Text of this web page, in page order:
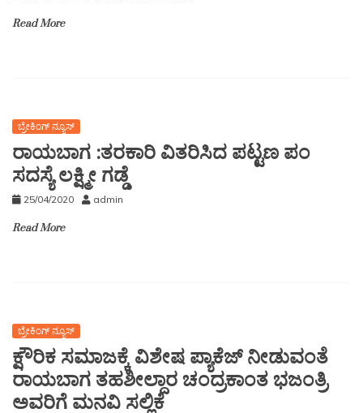
Read More
ಬ್ರೇಕಿಂಗ್ ನ್ಯೂಸ್
ರಾಯಬಾಗ :ತರಕಾರಿ ವಿತರಿಸಿದ ಪಟ್ಟಣ ಪಂ
ಸದಸ್ಯೆ ಲಕ್ಷ್ಮೀ ಗಡ್ಡೆ
25/04/2020 admin
Read More
ಬ್ರೇಕಿಂಗ್ ನ್ಯೂಸ್
ಕ್ಷೌರಿಕ ಸಮಾಜಕ್ಕೆ ವಿಶೇಷ ಪ್ಯಾಕೆಜ್ ನೀಡುವಂತೆ
ರಾಯಬಾಗ ತಹಶೀಲ್ದಾರ ಚಂದ್ರಕಾಂತ ಭಜಂತ್ರಿ
ಅವರಿಗೆ ಮನವಿ ಸಲ್ಲಿಕೆ